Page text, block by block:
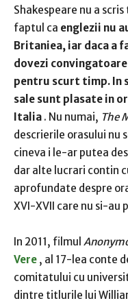
Shakespeare nu a scris
faptul ca englezii nu
Britaniea, iar daca a
dovezi
pentru scurt timp.
sale sunt plasate in
Italia . Nu numai, The
descrierile orasului nu
cineva i le-ar putea
dar alte lucrari contin
aprofundate despre
XVI-XVII care nu si-au
In 2011, filmul
Vere , al 17-lea conte
comitatului cu
dintre titlurile lui